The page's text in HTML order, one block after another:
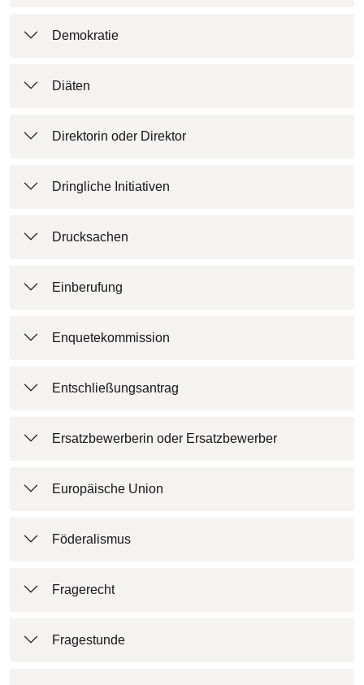
Demokratie
Diäten
Direktorin oder Direktor
Dringliche Initiativen
Drucksachen
Einberufung
Enquetekommission
Entschließungsantrag
Ersatzbewerberin oder Ersatzbewerber
Europäische Union
Föderalismus
Fragerecht
Fragestunde